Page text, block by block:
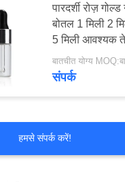
पारदर्शी रोज़
बोतल 1 मिली 2
5 मिली आवश्यक
परीक्षण
बातचीत योग्य
संपर्क
हमसे संपर्क करें!